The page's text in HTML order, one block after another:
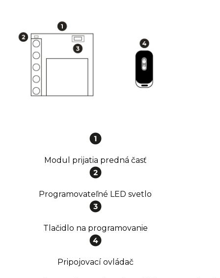
Modul prijatia predná časť
Programovateľné LED svetlo
Tlačidlo na programovanie
Pripojovací ovládač